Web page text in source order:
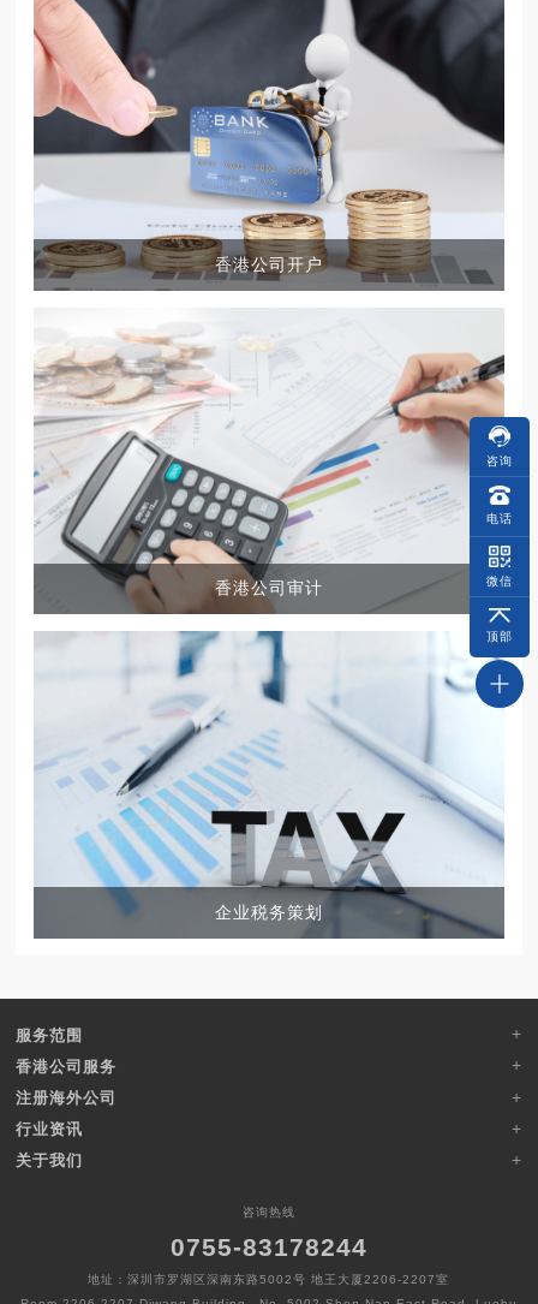
香港公司开户
香港公司审计
企业税务策划
服务范围
香港公司服务
注册海外公司
行业资讯
关于我们
咨询热线
0755-83178244
地址：深圳市罗湖区深南东路5002号 地王大厦2206-2207室
咨询
电话
微信
顶部